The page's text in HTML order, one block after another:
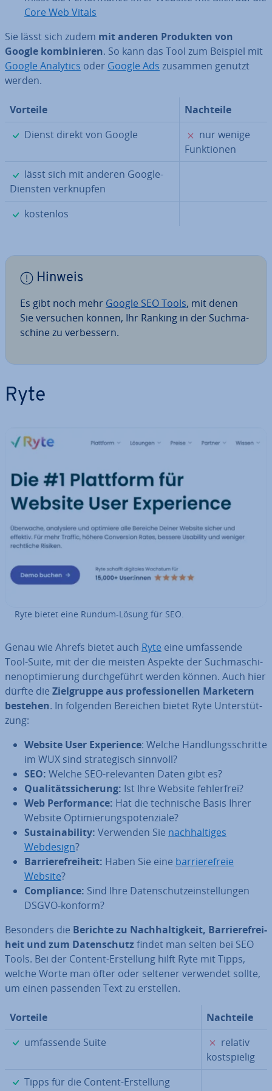
Core Web Vitals
Sie lässt sich zudem mit anderen Produkten von
Google kom­bi­nie­ren. So kann das Tool zum Beispiel mit
Google Analytics oder Google Ads zusammen genutzt
werden.
Vorteile
Nachteile
✓
Dienst direkt von Google ✗
nur wenige
Funk­tio­nen
✓
lässt sich mit anderen Google-
Diensten ver­knüp­fen
✓
kostenlos
Hinweis
Es gibt noch mehr Google SEO Tools, mit denen
Sie versuchen können, Ihr Ranking in der Such­ma­
schi­ne zu ver­bes­sern.
Ryte
Ryte bietet eine Rundum-Lösung für SEO.
Genau wie Ahrefs bietet auch Ryte eine um­fas­sen­de
Tool-Suite, mit der die meisten Aspekte der Such­ma­schi­
nen­op­ti­mie­rung durch­ge­führt werden können. Auch hier
dürfte die Ziel­grup­pe aus pro­fes­sio­nel­len Marketern
bestehen. In folgenden Bereichen bietet Ryte Un­ter­stüt­
zung:
Website User Ex­pe­ri­ence: Welche Hand­lungs­schrit­te
im WUX sind stra­te­gisch sinnvoll?
SEO: Welche SEO-re­le­van­ten Daten gibt es?
Qua­li­täts­si­che­rung: Ist Ihre Website feh­ler­frei?
Web Per­for­mance: Hat die tech­ni­sche Basis Ihrer
Website Op­ti­mie­rungs­po­ten­zia­le?
Sus­taina­bi­li­ty: Verwenden Sie nach­hal­ti­ges
Webdesign?
Bar­rie­re­frei­heit: Haben Sie eine bar­rie­re­freie
Website?
Com­pli­ance: Sind Ihre Da­ten­schutz­ein­stel­lun­gen
DSGVO-konform?
Besonders die Berichte zu Nach­hal­tig­keit, Bar­rie­re­frei­
heit und zum Da­ten­schutzfindet man selten bei SEO
Tools. Bei der Content-Er­stel­lung hilft Ryte mit Tipps,
welche Worte man öfter oder seltener verwendet sollte,
um einen passenden Text zu erstellen.
Vorteile
Nachteile
✓
um­fas­sen­de Suite ✗
relativ
kost­spie­lig
✓
Tipps für die Content-Er­stel­lung